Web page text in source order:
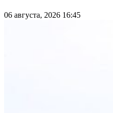
06 августа, 2026 16:45